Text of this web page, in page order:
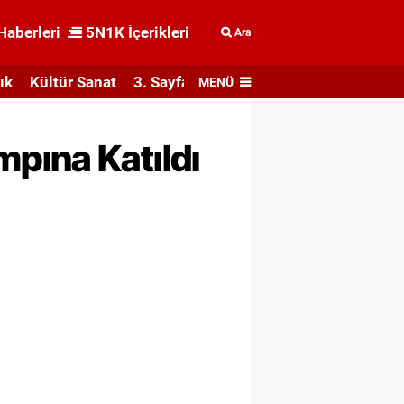
5N1K İçerikleri Ara
Kültür Sanat 3. Sayfa MENÜ
Katıldı